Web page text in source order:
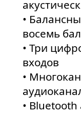
•
восемь
• Три
входов
•
•